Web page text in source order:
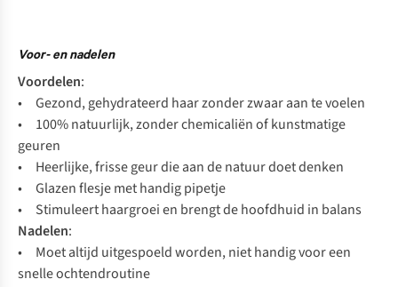
Voor- en nadelen
Voordelen:
• Gezond, gehydrateerd haar zonder zwaar aan te voelen
• 100% natuurlijk, zonder chemicaliën of kunstmatige
geuren
• Heerlijke, frisse geur die aan de natuur doet denken
• Glazen flesje met handig pipetje
• Stimuleert haargroei en brengt de hoofdhuid in balans
Nadelen:
• Moet altijd uitgespoeld worden, niet handig voor een
snelle ochtendroutine